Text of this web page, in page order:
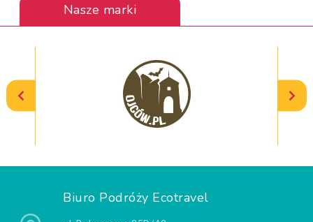
Nasze marki
Biuro Podróży Ecotravel